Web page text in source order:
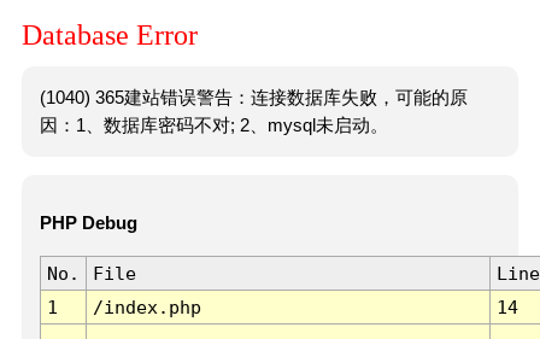
Database Error
(1040) 365建站错误警告：连接数据库失败，可能的原
因：1、数据库密码不对; 2、mysql未启动。
PHP Debug
No. File
Line
1
/index.php 14